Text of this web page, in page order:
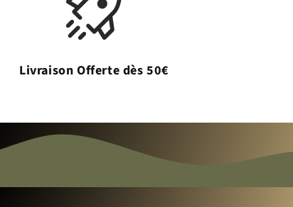
Livraison Offerte dès 50€